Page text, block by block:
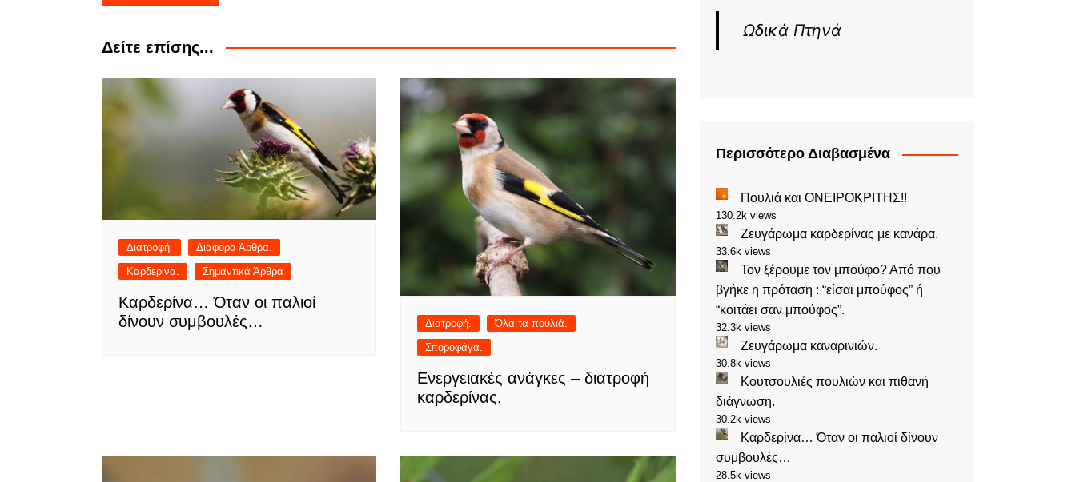
άρθρων
Δείτε επίσης...
Διατροφή.
Διαφορα Άρθρα.
Καρδερινα.
Σημαντικά Άρθρα
Καρδερίνα… Όταν οι παλιοί
δίνουν συμβουλές…
Διατροφή.
Όλα τα πουλιά.
Σποροφάγα.
Ενεργειακές ανάγκες – διατροφή
καρδερίνας.
Ωδικά Πτηνά
Περισσότερο Διαβασμένα
Πουλιά και ΟΝΕΙΡΟΚΡΙΤΗΣ!!
130.2k views
Ζευγάρωμα καρδερίνας με κανάρα.
33.6k views
Τον ξέρουμε τον μπούφο? Από που
βγήκε η πρόταση : “είσαι μπούφος” ή
“κοιτάει σαν μπούφος”.
32.3k views
Ζευγάρωμα καναρινιών.
30.8k views
Κουτσουλιές πουλιών και πιθανή
διάγνωση.
30.2k views
Καρδερίνα… Όταν οι παλιοί δίνουν
συμβουλές…
28.5k views